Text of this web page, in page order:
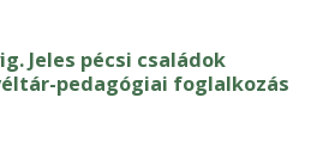
Jeles pécsi családok
pedagógiai foglalkozás